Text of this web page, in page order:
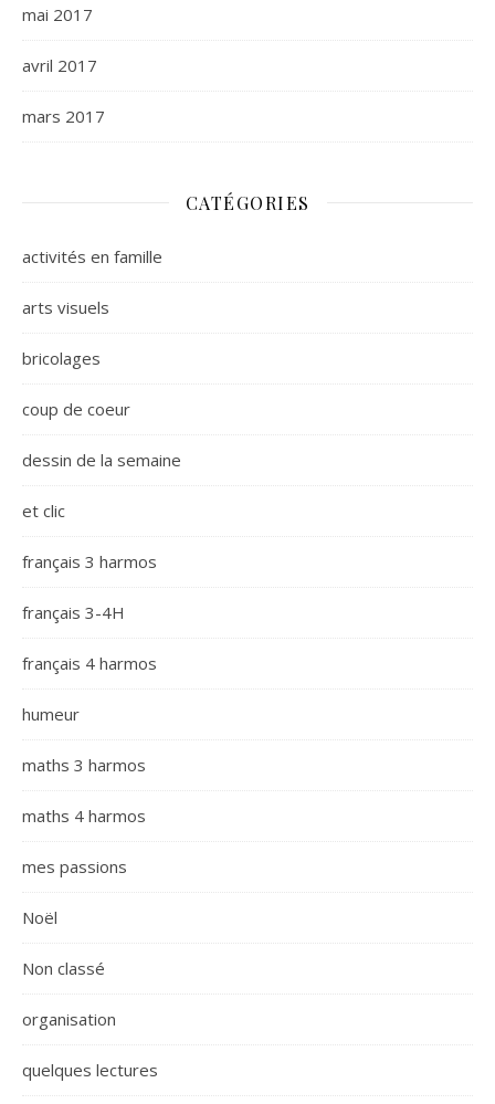
mai 2017
avril 2017
mars 2017
CATÉGORIES
activités en famille
arts visuels
bricolages
coup de coeur
dessin de la semaine
et clic
français 3 harmos
français 3-4H
français 4 harmos
humeur
maths 3 harmos
maths 4 harmos
mes passions
Noël
Non classé
organisation
quelques lectures